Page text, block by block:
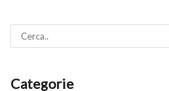
Categorie